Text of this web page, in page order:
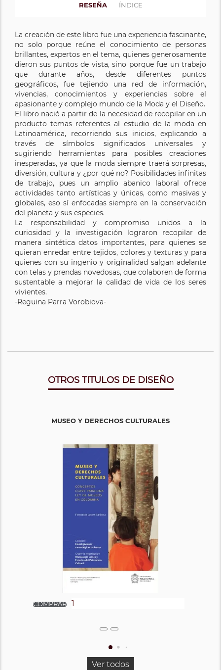
RESEÑA ÍNDICE
La creación de este libro fue una experiencia fascinante,
no solo porque reúne el conocimiento de personas
brillantes, expertos en el tema, quienes generosamente
dieron sus puntos de vista, sino porque fue un trabajo
que durante años, desde diferentes puntos
geográficos, fue tejiendo una red de información,
vivencias, conocimientos y experiencias sobre el
apasionante y complejo mundo de la Moda y el Diseño.
El libro nació a partir de la necesidad de recopilar en un
producto temas referentes al estudio de la moda en
Latinoamérica, recorriendo sus inicios, explicando a
través de símbolos significados universales y
sugiriendo herramientas para posibles creaciones
inesperadas, ya que la moda siempre traerá sorpresas,
diversión, cultura y ¿por qué no? Posibilidades infinitas
de trabajo, pues un amplio abanico laboral ofrece
actividades tanto artísticas y únicas, como masivas y
globales, eso sí enfocadas siempre en la conservación
del planeta y sus especies.
La responsabilidad y compromiso unidos a la
curiosidad y la investigación lograron recopilar de
manera sintética datos importantes, para quienes se
quieran enredar entre tejidos, colores y texturas y para
quienes con su ingenio y originalidad salgan adelante
con telas y prendas novedosas, que colaboren de forma
sustentable a mejorar la calidad de vida de los seres
vivientes.
-Reguina Parra Vorobiova-
OTROS TITULOS DE DISEÑO
MUSEO Y DERECHOS CULTURALES
Ver todos